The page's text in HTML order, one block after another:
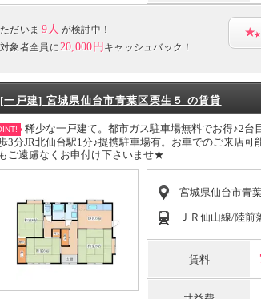
ただいま 9人 が検討中！
対象者全員に 20,000円 キャッシュバック！
[一戸建] 宮城県仙台市青葉区栗生５ の賃貸
稀少な一戸建て。都市ガス駐車場無料でお得♪2
3分JR北仙台駅1分♪提携駐車場有。お車でのご来店
ご遠慮なくお申付け下さいませ★
宮城県仙台市青
ＪＲ仙山線/陸前
賃料